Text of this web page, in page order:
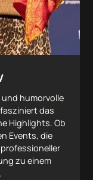
humorvolle
das
Highlights. Ob
Events, die
zu einem